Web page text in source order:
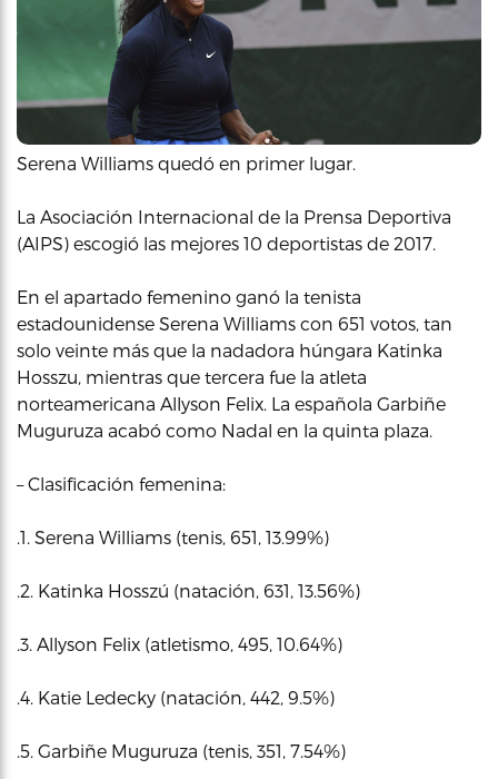
Serena Williams quedó en primer lugar.
La Asociación Internacional de la Prensa Deportiva
(AIPS) escogió las mejores 10 deportistas de 2017.
En el apartado femenino ganó la tenista
estadounidense Serena Williams con 651 votos, tan
solo veinte más que la nadadora húngara Katinka
Hosszu, mientras que tercera fue la atleta
norteamericana Allyson Felix. La española Garbiñe
Muguruza acabó como Nadal en la quinta plaza.
– Clasificación femenina:
.1. Serena Williams (tenis, 651, 13.99%)
.2. Katinka Hosszú (natación, 631, 13.56%)
.3. Allyson Felix (atletismo, 495, 10.64%)
.4. Katie Ledecky (natación, 442, 9.5%)
.5. Garbiñe Muguruza (tenis, 351, 7.54%)